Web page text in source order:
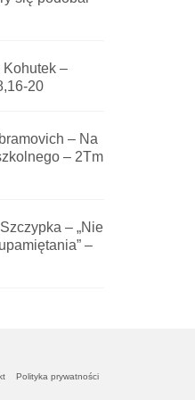
Kohutek –
20
– Na
– 2Tm
– „Nie
–
Polityka prywatności